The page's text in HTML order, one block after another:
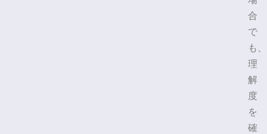
合
で
も、
理
解
度
を
確